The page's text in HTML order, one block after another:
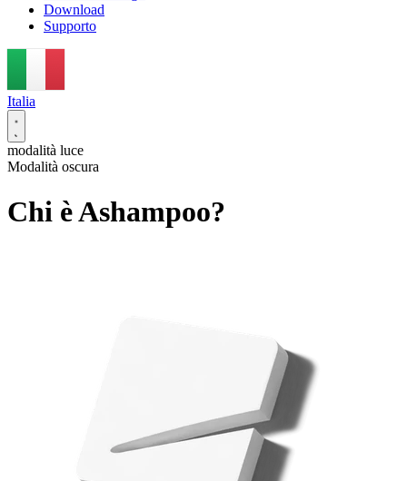
Download
Supporto
Italia
modalità luce
Modalità oscura
Chi è Ashampoo?